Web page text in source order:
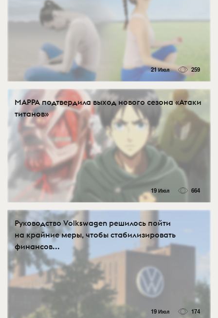
21 Июл 259
MAPPA подтвердила выход нового сезона «Атаки
титанов»
19 Июл 664
Руководство Volkswagen решилось пойти
на крайние меры, чтобы стабилизировать
финансов...
19 Июл 174